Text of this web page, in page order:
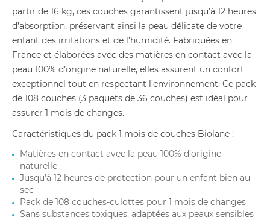
partir de 16 kg, ces couches garantissent jusqu’à 12 heures
d’absorption, préservant ainsi la peau délicate de votre
enfant des irritations et de l’humidité. Fabriquées en
France et élaborées avec des matières en contact avec la
peau 100% d’origine naturelle, elles assurent un confort
exceptionnel tout en respectant l’environnement. Ce pack
de 108 couches (3 paquets de 36 couches) est idéal pour
assurer 1 mois de changes.
Caractéristiques du pack 1 mois de couches Biolane :
Matières en contact avec la peau 100% d’origine
naturelle
Jusqu’à 12 heures de protection pour un enfant bien au
sec
Pack de 108 couches-culottes pour 1 mois de changes
Sans substances toxiques, adaptées aux peaux sensibles